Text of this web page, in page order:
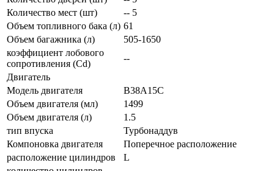
Количество мест (шт)
-- 5
Объем топливного бака (л) 61
Объем багажника (л)
505-1650
коэффициент лобового
сопротивления (Cd)
--
Двигатель
Модель двигателя
B38A15C
Объем двигателя (мл)
1499
Объем двигателя (л)
1.5
тип впуска
Турбонаддув
Компоновка двигателя
Поперечное расположение
расположение цилиндров
L